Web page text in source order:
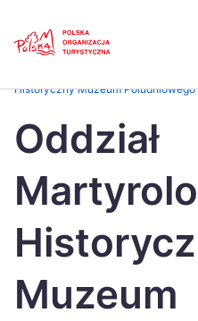
Česká
Dansk
Italiano
Nederlands
Historyczny Muzeum
Oddział
Muzeum